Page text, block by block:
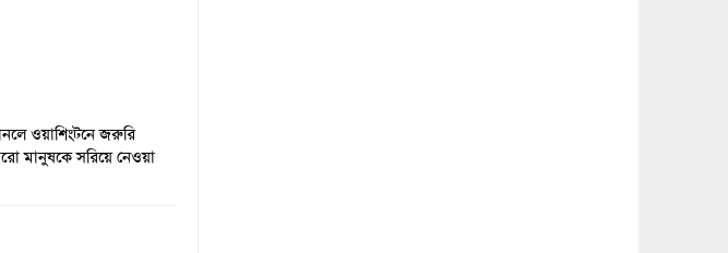
ওয়াশিংটনে জরুরি
মানুষকে সরিয়ে নেওয়া